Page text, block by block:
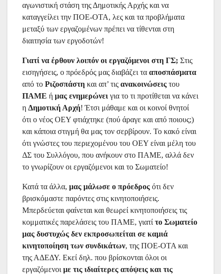
αγωνιστική στάση της Δημοτικής Αρχής και να
καταγγείλει την ΠΟΕ-ΟΤΑ, λες και τα προβλήματα
μεταξύ των εργαζομένων πρέπει να τίθενται στη
διαιτησία των εργοδοτών!
Γιατί να έρθουν λοιπόν οι εργαζόμενοι στη ΓΣ; Στις
εισηγήσεις, ο πρόεδρός μας διαβάζει τα αποσπάσματα
από το Ριζοσπάστη και απ’ τις ανακοινώσεις του
ΠΑΜΕ ή μας ενημερώνει για το τι προτίθεται να κάνει
η Δημοτική Αρχή! Έτσι μάθαμε και οι κοινοί θνητοί
ότι ο νέος ΟΕΥ φτιάχτηκε (πού άραγε και από ποιους;)
και κάποια στιγμή θα μας τον σερβίρουν. Το κακό είναι
ότι γνώστες του περιεχομένου του ΟΕΥ είναι μέλη του
ΔΣ του Συλλόγου, που ανήκουν στο ΠΑΜΕ, αλλά δεν
το γνωρίζουν οι εργαζόμενοι και το Σωματείο!
Κατά τα άλλα, μας μάλωσε ο πρόεδρος ότι δεν
βρισκόμαστε παρόντες στις κινητοποιήσεις.
Μπερδεύεται φαίνεται και θεωρεί κινητοποιήσεις τις
κομματικές παρελάσεις του ΠΑΜΕ, γιατί το Σωματείο
μας δυστυχώς δεν εκπροσωπείται σε καμιά
κινητοποίηση των συνδικάτων, της ΠΟΕ-ΟΤΑ και
της ΑΔΕΔΥ. Εκεί δηλ. που βρίσκονται όλοι οι
εργαζόμενοι με τις ιδιαίτερες απόψεις και τις